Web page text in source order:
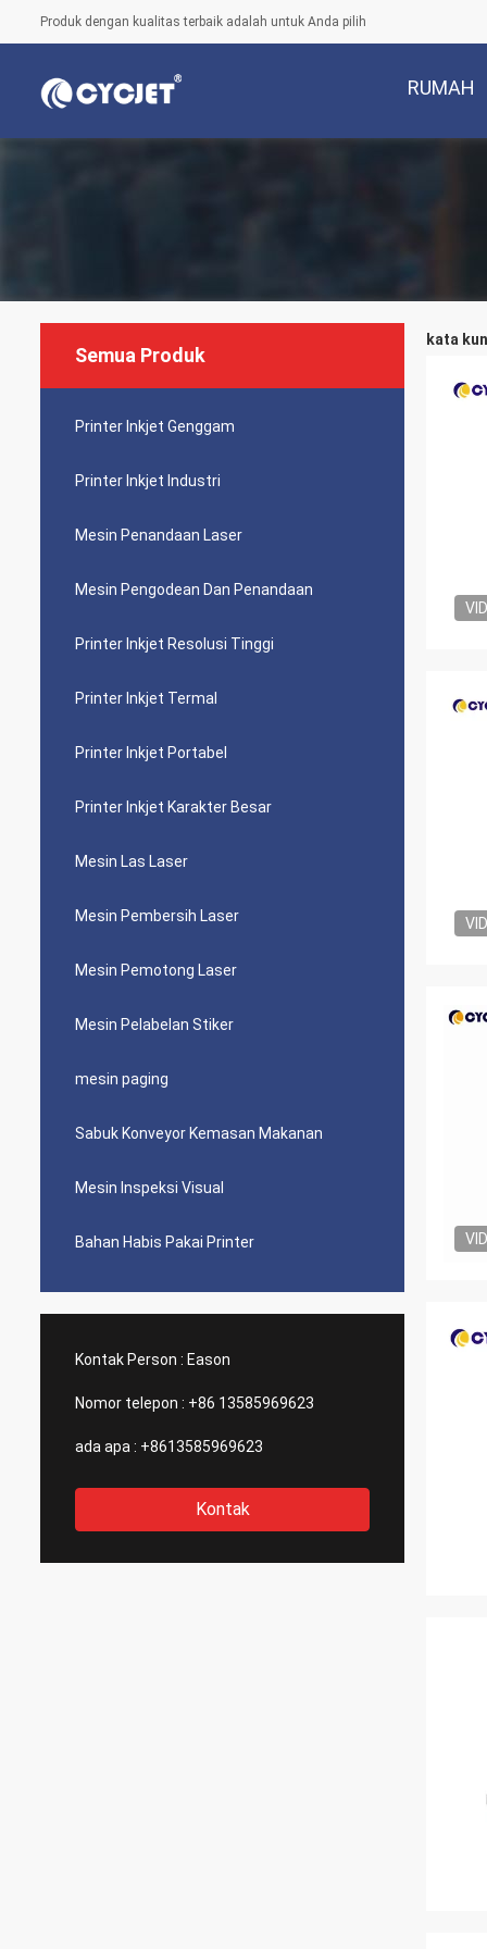
Produk dengan kualitas terbaik adalah untuk Anda pilih
RUMAH
Semua Produk
Printer Inkjet Genggam
Printer Inkjet Industri
Mesin Penandaan Laser
Mesin Pengodean Dan Penandaan
Printer Inkjet Resolusi Tinggi
Printer Inkjet Termal
Printer Inkjet Portabel
Printer Inkjet Karakter Besar
Mesin Las Laser
Mesin Pembersih Laser
Mesin Pemotong Laser
Mesin Pelabelan Stiker
mesin paging
Sabuk Konveyor Kemasan Makanan
Mesin Inspeksi Visual
Bahan Habis Pakai Printer
Kontak Person : Eason
Nomor telepon : +86 13585969623
ada apa : +8613585969623
Kontak
kata